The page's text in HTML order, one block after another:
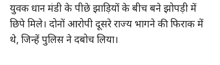
युवक धान मंडी के पीछे झाड़ियों के बीच बने झोपड़ी में
छिपे मिले। दोनों आरोपी दूसरे राज्य भागने की फिराक में
थे, जिन्हें पुलिस ने दबोच लिया।